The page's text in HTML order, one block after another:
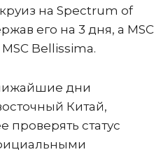
на Spectrum of
его на 3 дня, а MSC
Bellissima.
дни
Китай,
проверять статус